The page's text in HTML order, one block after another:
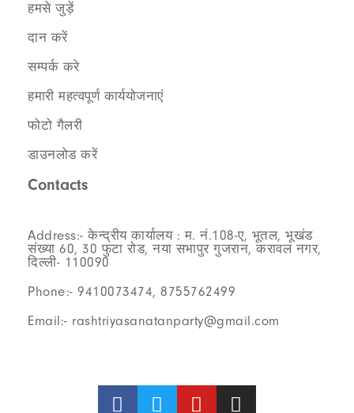
हमसे जुड़ें
दान करें
सम्पर्क करे
हमारी महत्वपूर्ण कार्ययोजनाएं
फोटो गैलरी
डाउनलोड करें
Contacts
Address:- केन्द्रीय कार्यालय : म. नं.108-ए, भूतल, भूखंड
संख्या 60, 30 फुटा रोड, नया सभापुर गुजरान, करावल नगर,
दिल्ली- 110090
Phone:- 9410073474, 8755762499
Email:- rashtriyasanatanparty@gmail.com